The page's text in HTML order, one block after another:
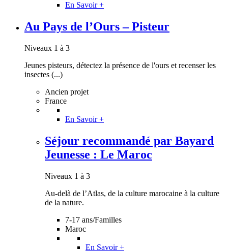
En Savoir +
Au Pays de l’Ours – Pisteur
Niveaux 1 à 3
Jeunes pisteurs, détectez la présence de l'ours et recenser les
insectes (...)
Ancien projet
France
En Savoir +
Séjour recommandé par Bayard
Jeunesse : Le Maroc
Niveaux 1 à 3
Au-delà de l’Atlas, de la culture marocaine à la culture
de la nature.
7-17 ans/Familles
Maroc
En Savoir +